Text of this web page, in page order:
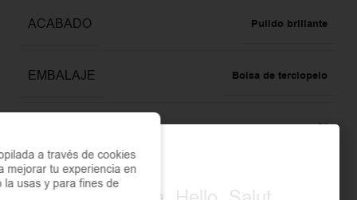
ACABADO Pulido brillante
EMBALAJE Bolsa de terciopelo
Sí
COLOR
a través de cookies
mejorar tu experiencia en
usas y para fines de